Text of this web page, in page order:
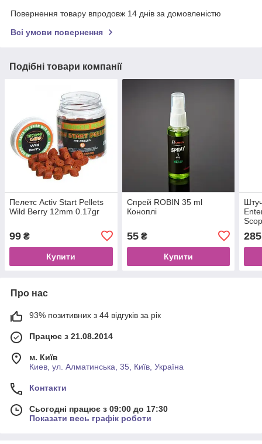
Повернення товару впродовж 14 днів за домовленістю
Всі умови повернення
Подібні товари компанії
Пелетс Activ Start Pellets
Wild Berry 12mm 0.17gr
99 ₴
Купити
Спрей ROBIN 35 ml
Коноплі
55₴
Купити
285
Про нас
93% позитивних з 44 відгуків за рік
Працює з 21.08.2014
м. Київ
Киев, ул. Алматинська, 35, Київ, Україна
Контакти
Сьогодні працює з 09:00 до 17:30
Показати весь графік роботи